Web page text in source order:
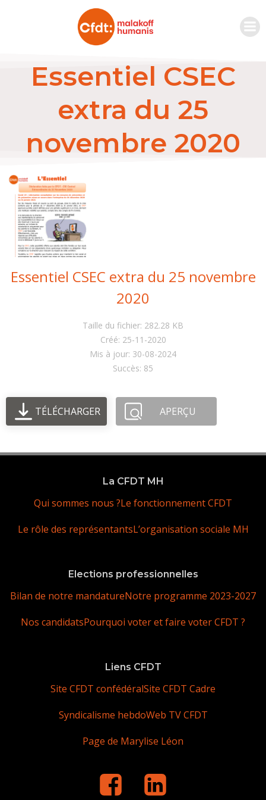
Essentiel CSEC
extra du 25
novembre 2020
Essentiel CSEC extra du 25 novembre
2020
Taille du fichier: 282.28 KB
Créé: 25-11-2020
Mis à jour: 30-08-2024
Succès: 85
TÉLÉCHARGER APERÇU
La CFDT MH
Qui sommes nous ?Le fonctionnement CFDT
Le rôle des représentantsL’organisation sociale MH
Elections professionnelles
Bilan de notre mandatureNotre programme 2023-2027
Nos candidatsPourquoi voter et faire voter CFDT ?
Liens CFDT
Site CFDT confédéralSite CFDT Cadre
Syndicalisme hebdoWeb TV CFDT
Page de Marylise Léon